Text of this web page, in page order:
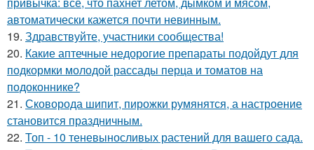
автоматически кажется почти невинным.
19. Здравствуйте, участники сообщества!
20. Какие аптечные недорогие препараты подойдут для
подкормки молодой рассады перца и томатов на
подоконнике?
21. Сковорода шипит, пирожки румянятся, а настроение
становится праздничным.
22. Топ - 10 теневыносливых растений для вашего сада.